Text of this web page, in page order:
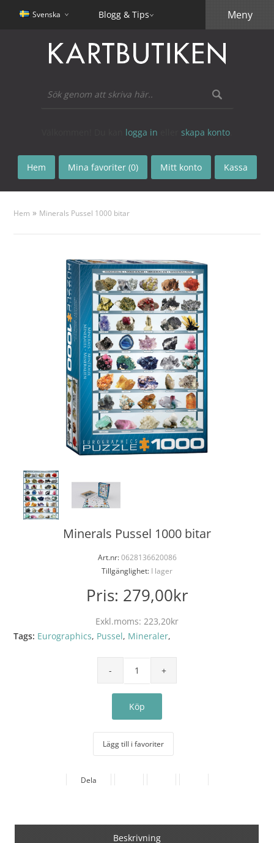
Svenska Blogg & Tips
logga in skapa konto
Hem Mina favoriter (0) Mitt konto Kassa
Meny
Hem » Minerals Pussel 1000 bitar
Minerals Pussel 1000 bitar
Art.nr:0628136620086
Tillgänglighet: I lager
Pris: 279,00kr
Exkl.moms: 223,20kr
Tags: Eurographics, Pussel, Mineraler,
Lägg till i favoriter
Dela
Beskrivning